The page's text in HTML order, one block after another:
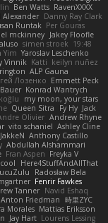
Ben Watts RavenXXXX
Alexander Danny Ray Clark
Runtak Per Gouras
mckinney Jakey Floofle
simen stroek 19:48
Yim Yaroslav Leschenko
Vinnik Katti keilyn nuñez
ALP Gauna
Лозенко Emmett Peck
Konrad Wantrych
my moon, your stars
Queen Sitra Fy Hy Jack
Olivier Andrew Rhyne
vito schaniel Ashley Cline
JakkeN Anthony Castillo
Abdullah Alshammari
Fran Aspen Freyka V
Here4StuffAndAllThat
Radosław Bela
Fenrir Fawkes
Tanner Navid Eshaq
Anton Friedman 時里ZYC
Morales Mattias Eriksson
Jay Hart Lourens Lessing